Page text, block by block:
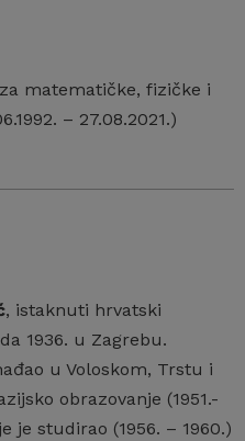
matematičke, fizičke i
– 27.08.2021.)
, istaknuti hrvatski
1936. u Zagrebu.
u Voloskom, Trstu i
obrazovanje (1951.-
je studirao (1956. – 1960.)